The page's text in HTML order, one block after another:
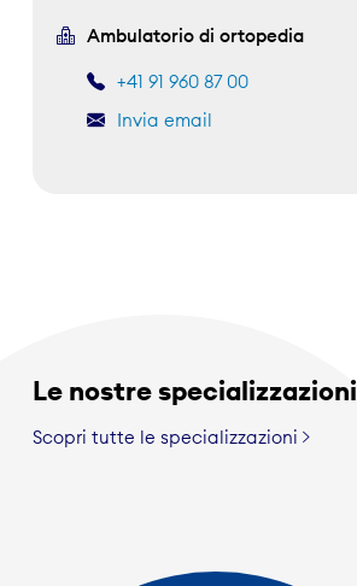
Ambulatorio di ortopedia
+41 91 960 87 00
Invia email
Le nostre specializzazioni
Scopri tutte le specializzazioni